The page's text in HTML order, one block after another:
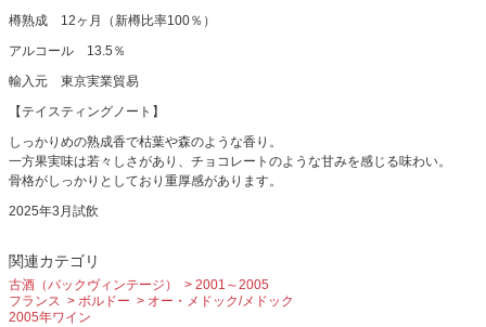
樽熟成 12ヶ月（新樽比率100％）
アルコール 13.5％
輸入元 東京実業貿易
【テイスティングノート】
しっかりめの熟成香で枯葉や森のような香り。
一方果実味は若々しさがあり、チョコレートのような甘みを感じる味わい。
骨格がしっかりとしており重厚感があります。
2025年3月試飲
関連カテゴリ
古酒（バックヴィンテージ）
2001～2005
フランス
ボルドー
オー・メドック/メドック
2005年ワイン